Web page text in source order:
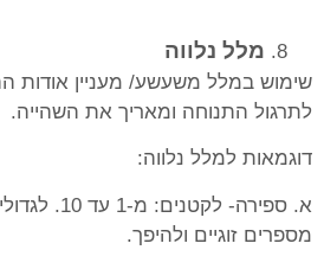
מלל נלווה
שימוש במלל משעשע/ מעניין אודות
לתרגול התנוחה ומאריך את השהייה.
דוגמאות למלל נלווה:
א. ספירה-
מספרים זוגיים ולהיפך.